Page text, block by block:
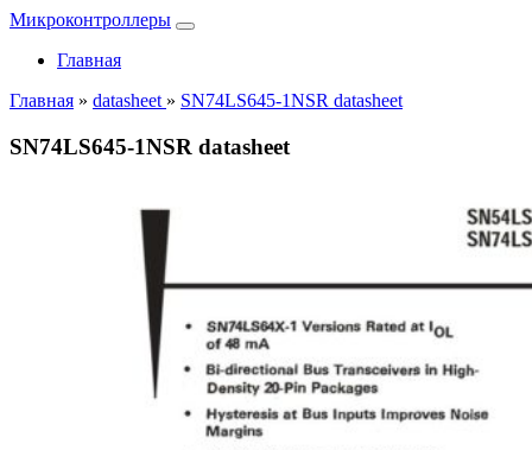
Микроконтроллеры
Главная
Главная » datasheet » SN74LS645-1NSR datasheet
SN74LS645-1NSR datasheet